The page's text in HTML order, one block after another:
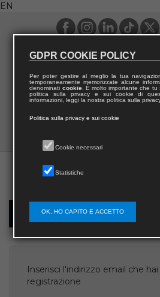
EN
Username recovery
Inserisci l'indirizzo email che
registrazione
GDPR COOKIE POLICY
Per poter gestire al meglio la tua
temporaneamente memorizzate alcune
denominati cookie. È molto importante che tu
politica sulla privacy e sui cookie di
informazioni, leggi la nostra politica sulla
Politica sulla privacy e sui cookie
Cookie necessari
Statistiche
OK, HO CAPITO E ACCETTO